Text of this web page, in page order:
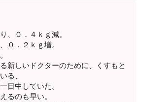
、０．４ｋｇ減。
０．２ｋｇ増。
新しいドクターのために、くすもと
る、
日中していた。
るのも早い。